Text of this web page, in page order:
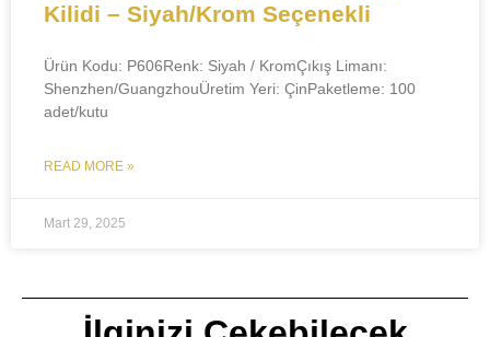
Kilidi – Siyah/Krom Seçenekli
Ürün Kodu:​​ P606​​Renk:​​ Siyah / Krom​​Çıkış Limanı:​​
Shenzhen/Guangzhou​​Üretim Yeri:​​ Çin​​Paketleme:​​ 100
adet/kutu​​
READ MORE »
Mart 29, 2025